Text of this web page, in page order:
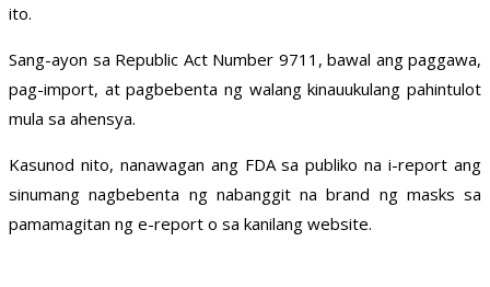
ito.
Sang-ayon sa Republic Act Number 9711, bawal ang paggawa,
pag-import, at pagbebenta ng walang kinauukulang pahintulot
mula sa ahensya.
Kasunod nito, nanawagan ang FDA sa publiko na i-report ang
sinumang nagbebenta ng nabanggit na brand ng masks sa
pamamagitan ng e-report o sa kanilang website.